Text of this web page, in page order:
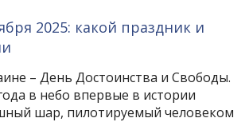
2025: какой праздник и
– День Достоинства и Свободы.
в небо впервые в истории
шар, пилотируемый человеком